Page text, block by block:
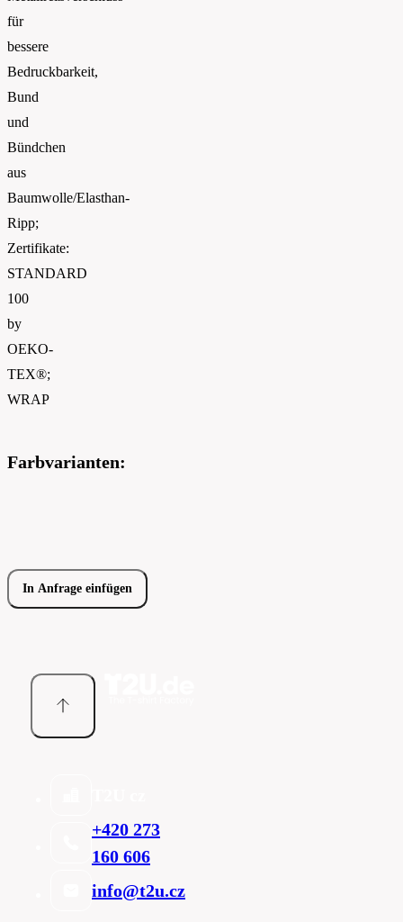
für
bessere
Bedruckbarkeit,
Bund
und
Bündchen
aus
Baumwolle/Elasthan-
Ripp;
Zertifikate:
STANDARD
100
by
OEKO-
TEX®;
WRAP
Farbvarianten:
In Anfrage einfügen
+420 273
160 606
info@t2u.cz